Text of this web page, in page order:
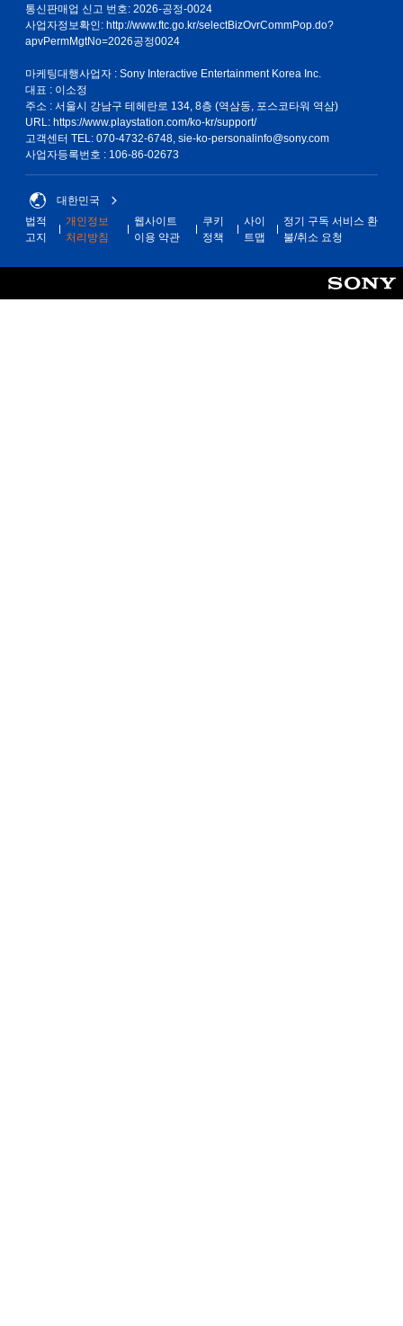
통신판매업 신고 번호: 2026-공정-0024
사업자정보확인: http://www.ftc.go.kr/selectBizOvrCommPop.do?
apvPermMgtNo=2026공정0024
마케팅대행사업자 : Sony Interactive Entertainment Korea Inc.
대표 : 이소정
주소 : 서울시 강남구 테헤란로 134, 8층 (역삼동, 포스코타워 역삼)
URL: https://www.playstation.com/ko-kr/support/
고객센터 TEL: 070-4732-6748, sie-ko-personalinfo@sony.com
사업자등록번호 : 106-86-02673
대한민국
법적
고지
개인정보
처리방침
웹사이트
이용 약관
쿠키
정책
사이
트맵
정기 구독 서비스 환
불/취소 요청